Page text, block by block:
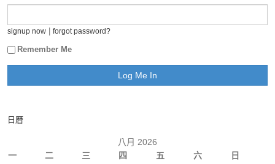
signup now forgot password?
Remember Me
日曆
八月 2026
一
二 三 四 五 六 日